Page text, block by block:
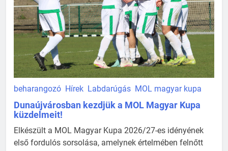
beharangozó Hírek Labdarúgás MOL magyar kupa
Dunaújvárosban kezdjük a MOL Magyar Kupa
küzdelmeit!
Elkészült a MOL Magyar Kupa 2026/27-es idényének
első fordulós sorsolása, amelynek értelmében felnőtt